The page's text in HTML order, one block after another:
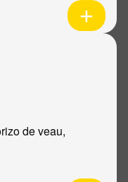
de veau,